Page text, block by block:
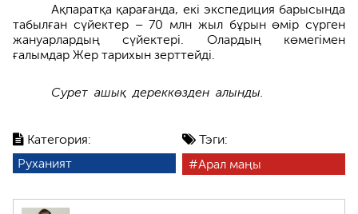
Категория:
Руханият
Тэги:
Арал маңы
Ақпаратқа қарағанда, екі экспедиция барысында
табылған сүйектер – 70 млн жыл бұрын өмір сүрген
жануарлардың сүйектері. Олардың көмегімен
ғалымдар Жер тарихын зерттейді.
Сурет ашық дереккөзден алынды.